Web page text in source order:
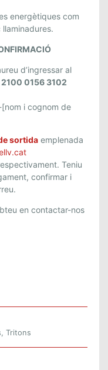
energètiques com
d’ingressar al
2100 0156 3102
[nom i cognom de
sortida emplenada
Teniu
confirmar i
en contactar-nos
, Tritons